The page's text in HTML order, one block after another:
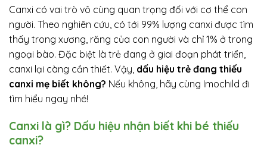
Canxi có vai trò vô cùng quan trọng đối với cơ thể con
người. Theo nghiên cứu, có tới 99% lượng canxi được tìm
thấy trong xương, răng của con người và chỉ 1% ở trong
ngoại bào. Đặc biệt là trẻ đang ở giai đoạn phát triển,
canxi lại càng cần thiết. Vậy, dấu hiệu trẻ đang thiếu
canxi mẹ biết không? Nếu không, hãy cùng Imochild đi
tìm hiểu ngay nhé!
Canxi là gì? Dấu hiệu nhận biết khi bé thiếu
canxi?